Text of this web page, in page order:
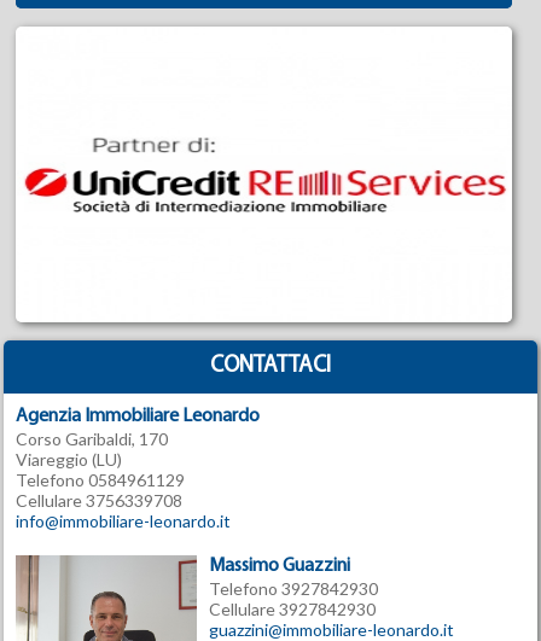
CONTATTACI
Agenzia Immobiliare Leonardo
Corso Garibaldi, 170
Viareggio (LU)
Telefono 0584961129
Cellulare 3756339708
info@immobiliare-leonardo.it
Massimo Guazzini
Telefono 3927842930
Cellulare 3927842930
guazzini@immobiliare-leonardo.it